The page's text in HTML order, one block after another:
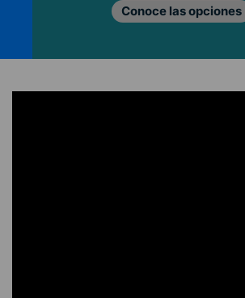
Conoce las opciones